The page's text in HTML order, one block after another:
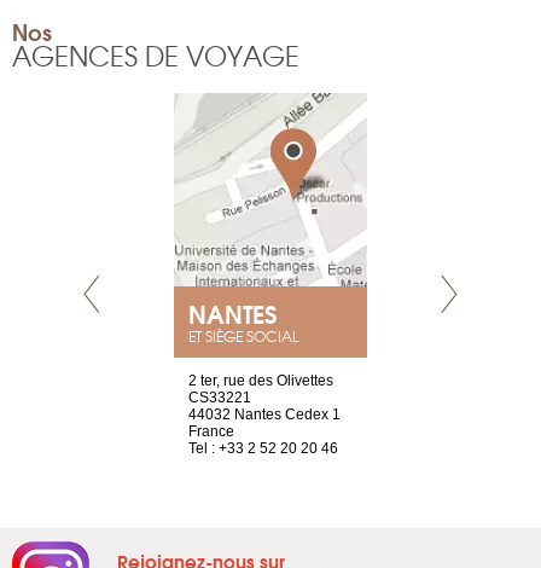
Nos
AGENCES DE VOYAGE
NANTES
ET SIÈGE SOCIAL
2 ter, rue des Olivettes
CS33221
44032 Nantes Cedex 1
France
Tel : +33 2 52 20 20 46
Rejoignez-nous sur